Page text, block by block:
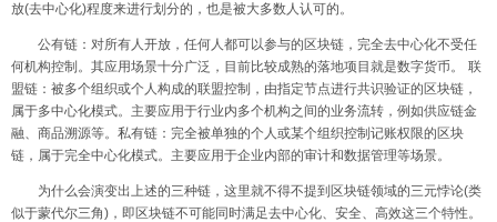
放(去中心化)程度来进行划分的，也是被大多数人认可的。
公有链：对所有人开放，任何人都可以参与的区块链，完全去中心化不受任
何机构控制。其应用场景十分广泛，目前比较成熟的落地项目就是数字货币。
联
盟链：被多个组织或个人构成的联盟控制，由指定节点进行共识验证的区块链，
属于多中心化模式。主要应用于行业内多个机构之间的业务流转，例如供应链金
融、商品溯源等。私有链：完全被单独的个人或某个组织控制记账权限的区块
链，属于完全中心化模式。主要应用于企业内部的审计和数据管理等场景。
为什么会演变出上述的三种链，这里就不得不提到区块链领域的三元悖论(类
似于蒙代尔三角) ，即区块链不可能同时满足去中心化、安全、高效这三个特性。